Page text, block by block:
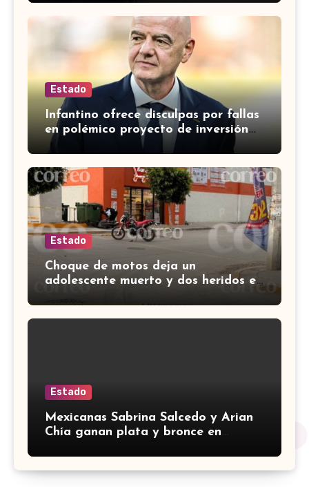
Estado
Infantino ofrece disculpas por fallas
en polémico proyecto de inversión
privada de la FIFA
Estado
Choque de motos deja un
adolescente muerto y dos heridos en
colina Los Presidentes, en León
Estado
Mexicanas Sabrina Salcedo y Arian
Chía ganan plata y bronce en
Centroamericanos 2026